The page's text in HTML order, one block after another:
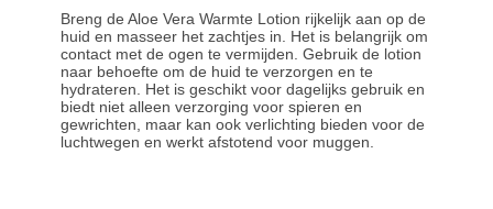
Breng de Aloe Vera Warmte Lotion rijkelijk aan op de
huid en masseer het zachtjes in. Het is belangrijk om
contact met de ogen te vermijden. Gebruik de lotion
naar behoefte om de huid te verzorgen en te
hydrateren. Het is geschikt voor dagelijks gebruik en
biedt niet alleen verzorging voor spieren en
gewrichten, maar kan ook verlichting bieden voor de
luchtwegen en werkt afstotend voor muggen.